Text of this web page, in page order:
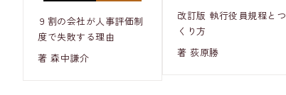
９割の会社が人事評価制
度で失敗する理由
著 森中謙介
改訂版 執行役員規程とつ
くり方
著 荻原勝